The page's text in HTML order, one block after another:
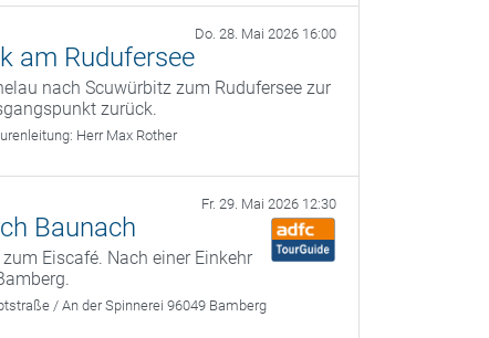
Do. 28. Mai 2026 16:00
am Rudufersee
nach Scuwürbitz zum Rudufersee zur
zurück.
Herr Max Rother
Fr. 29. Mai 2026 12:30
Baunach
Eiscafé. Nach einer Einkehr
/ An der Spinnerei 96049 Bamberg